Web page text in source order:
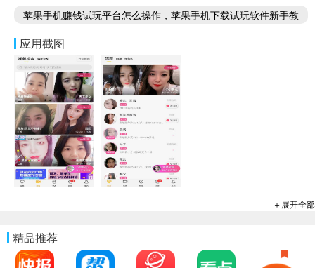
苹果手机赚钱试玩平台怎么操作，苹果手机下载试玩软件新手教
应用截图
＋展开全部
精品推荐